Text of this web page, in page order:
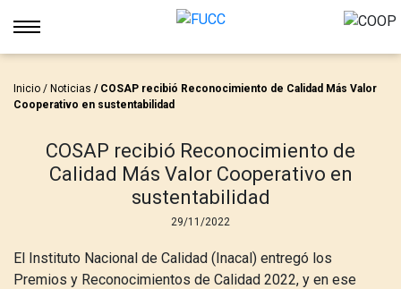
Inicio / Noticias / COSAP recibió Reconocimiento de Calidad Más Valor
Cooperativo en sustentabilidad
COSAP recibió Reconocimiento de
Calidad Más Valor Cooperativo en
sustentabilidad
29/11/2022
El Instituto Nacional de Calidad (Inacal) entregó los
Premios y Reconocimientos de Calidad 2022, y en ese